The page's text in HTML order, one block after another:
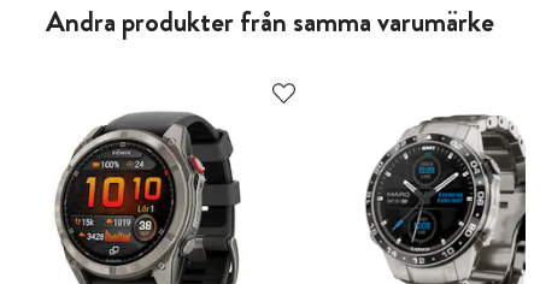
Andra produkter från samma varumärke